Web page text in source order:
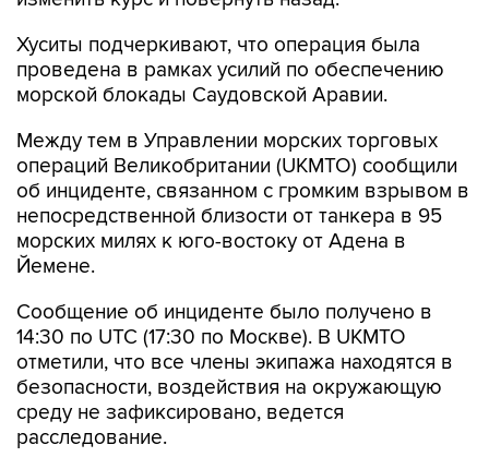
Хуситы подчеркивают, что операция была
проведена в рамках усилий по обеспечению
морской блокады Саудовской Аравии.
Между тем в Управлении морских торговых
операций Великобритании (UKMTO) сообщили
об инциденте, связанном с громким взрывом в
непосредственной близости от танкера в 95
морских милях к юго-востоку от Адена в
Йемене.
Сообщение об инциденте было получено в
14:30 по UTC (17:30 по Москве). В UKMTO
отметили, что все члены экипажа находятся в
безопасности, воздействия на окружающую
среду не зафиксировано, ведется
расследование.